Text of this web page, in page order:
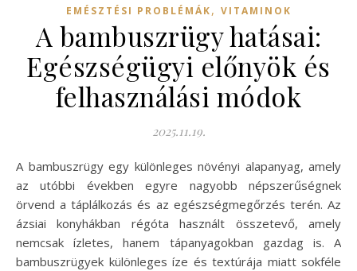
EMÉSZTÉSI PROBLÉMÁK, VITAMINOK
A bambuszrügy hatásai:
Egészségügyi előnyök és
felhasználási módok
2025.11.19.
A bambuszrügy egy különleges növényi alapanyag, amely
az utóbbi években egyre nagyobb népszerűségnek
örvend a táplálkozás és az egészségmegőrzés terén. Az
ázsiai konyhákban régóta használt összetevő, amely
nemcsak ízletes, hanem tápanyagokban gazdag is. A
bambuszrügyek különleges íze és textúrája miatt sokféle